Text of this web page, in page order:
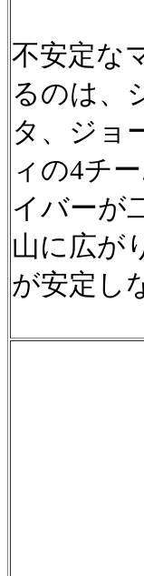
不安定な
るのは、
タ、ジョ
ィの4チ
イバーが
山に広が
が安定し